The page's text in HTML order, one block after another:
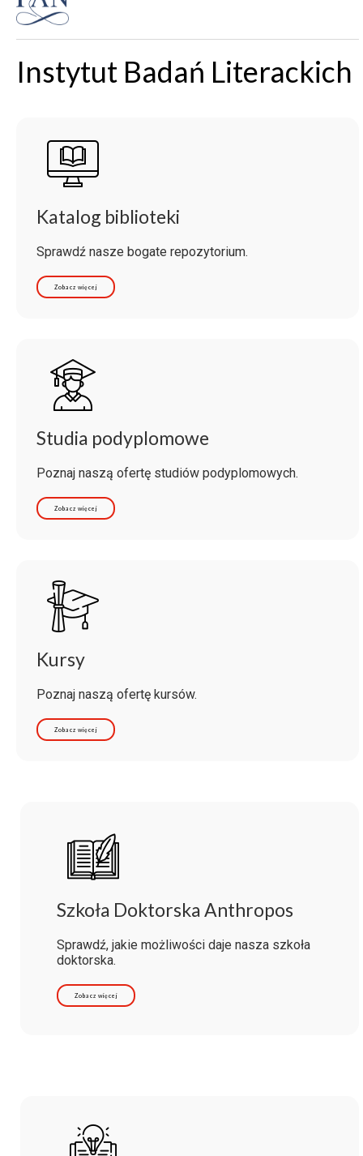
Instytut Badań Literackich
Katalog biblioteki
Sprawdź nasze bogate repozytorium.
Zobacz więcej
Studia podyplomowe
Poznaj naszą ofertę studiów podyplomowych.
Zobacz więcej
Kursy
Poznaj naszą ofertę kursów.
Zobacz więcej
Szkoła Doktorska Anthropos
Sprawdź, jakie możliwości daje nasza szkoła
doktorska.
Zobacz więcej